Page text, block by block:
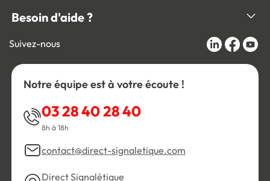
Besoin d'aide ?
Suivez-nous
Notre équipe est à votre écoute !
03 28 40 28 40
8h à 18h
contact@direct-signaletique.com
Direct Signalétique